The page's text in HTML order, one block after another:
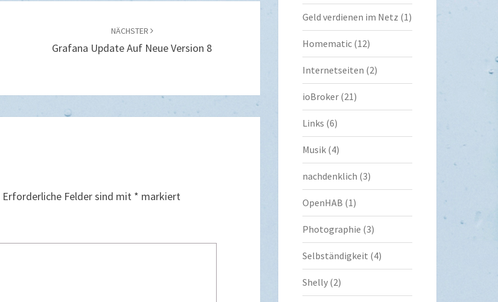
NÄCHSTER
Grafana Update Auf Neue Version 8
Erforderliche Felder sind mit * markiert
Geld verdienen im Netz (1)
Homematic(12)
Internetseiten (2)
ioBroker(21)
Links (6)
Musik(4)
nachdenklich (3)
OpenHAB (1)
Photographie (3)
Selbständigkeit (4)
Shelly(2)